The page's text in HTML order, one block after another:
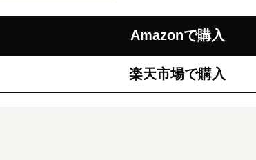
Amazonで購入
楽天市場で購入